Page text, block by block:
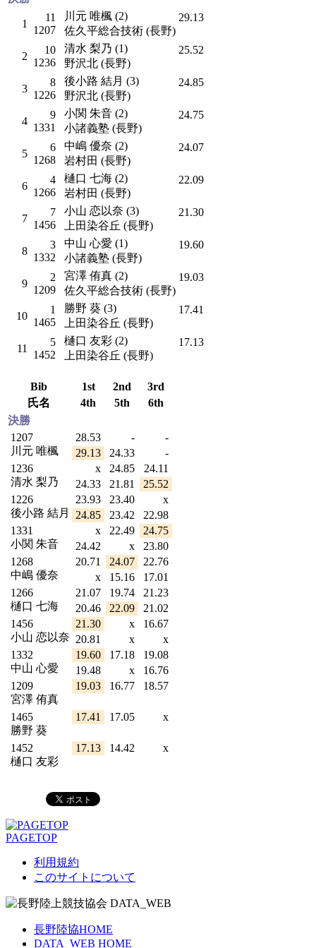
1
11
1207
川元 唯楓 (2)
佐久平総合技術 (長野)
29.13
2
10
1236
清水 梨乃 (1)
野沢北 (長野)
25.52
3
8
1226
後小路 結月 (3)
野沢北 (長野)
24.85
4
9
1331
小関 朱音 (2)
小諸義塾 (長野)
24.75
5
6
1268
中嶋 優奈 (2)
岩村田 (長野)
24.07
6
4
1266
樋口 七海 (2)
岩村田 (長野)
22.09
7
7
1456
小山 恋以奈 (3)
上田染谷丘 (長野)
21.30
8
3
1332
中山 心愛 (1)
小諸義塾 (長野)
19.60
9
2
1209
宮澤 侑真 (2)
佐久平総合技術 (長野)
19.03
10
1
1465
勝野 葵 (3)
上田染谷丘 (長野)
17.41
11
5
1452
樋口 友彩 (2)
上田染谷丘 (長野)
17.13
Bib 1st 2nd
3rd
氏名
4th 5th
6th
決勝
1207
川元 唯楓
28.53 -
-
29.13
24.33
-
1236
清水 梨乃
x 24.85
24.11
24.33
21.81
25.52
1226
後小路 結月
23.93 23.40
x
24.85
23.42
22.98
1331
小関 朱音
x 22.49
24.75
24.42
x
23.80
1268
中嶋 優奈
20.71 24.07
22.76
x
15.16
17.01
1266
樋口 七海
21.07 19.74
21.23
20.46
22.09
21.02
1456
小山 恋以奈
21.30 x
16.67
20.81
x
x
1332
中山 心愛
19.60 17.18
19.08
19.48
x
16.76
1209
宮澤 侑真
19.03 16.77 18.57
1465
勝野 葵
17.41 17.05 x
1452
樋口 友彩
17.13 14.42 x
PAGETOP
利用規約
このサイトについて
長野陸協HOME
DATA_WEB HOME